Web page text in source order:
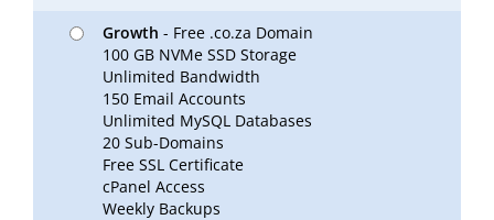
Growth - Free .co.za Domain
100 GB NVMe SSD Storage
Unlimited Bandwidth
150 Email Accounts
Unlimited MySQL Databases
20 Sub-Domains
Free SSL Certificate
cPanel Access
Weekly Backups